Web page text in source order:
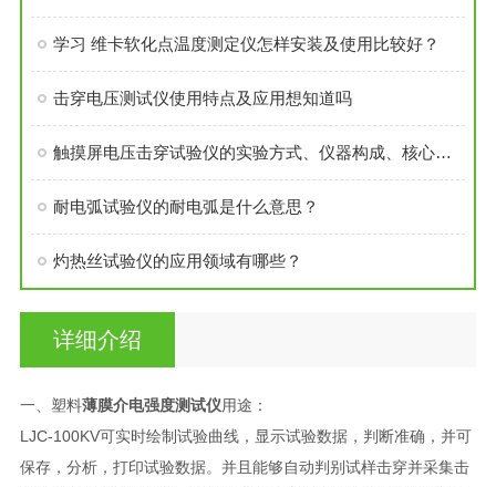
学习 维卡软化点温度测定仪怎样安装及使用比较好？
击穿电压测试仪使用特点及应用想知道吗
触摸屏电压击穿试验仪的实验方式、仪器构成、核心参数：
耐电弧试验仪的耐电弧是什么意思？
灼热丝试验仪的应用领域有哪些？
详细介绍
一、塑料薄膜介电强度测试仪用途：
LJC-100KV可实时绘制试验曲线，显示试验数据，判断准确，并可
保存，分析，打印试验数据。并且能够自动判别试样击穿并采集击